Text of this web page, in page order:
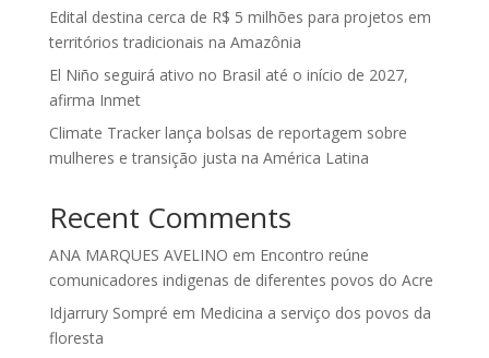
Edital destina cerca de R$ 5 milhões para projetos em
territórios tradicionais na Amazônia
El Niño seguirá ativo no Brasil até o início de 2027,
afirma Inmet
Climate Tracker lança bolsas de reportagem sobre
mulheres e transição justa na América Latina
Recent Comments
ANA MARQUES AVELINO em Encontro reúne
comunicadores indigenas de diferentes povos do Acre
Idjarrury Sompré em Medicina a serviço dos povos da
floresta